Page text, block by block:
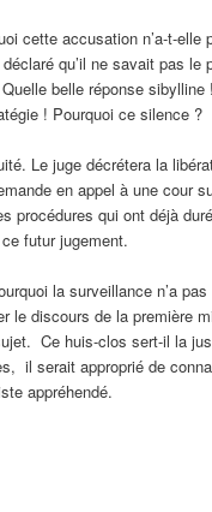
cette accusation n’a-t-elle
qu’il ne savait pas
belle réponse sibylline
! Pourquoi ce silence ?
Le juge décrétera la
en appel à une cour
procédures qui ont déjà
futur jugement.
la surveillance n’a
le discours de la première
Ce huis-clos sert-il la
il serait approprié de
appréhendé.